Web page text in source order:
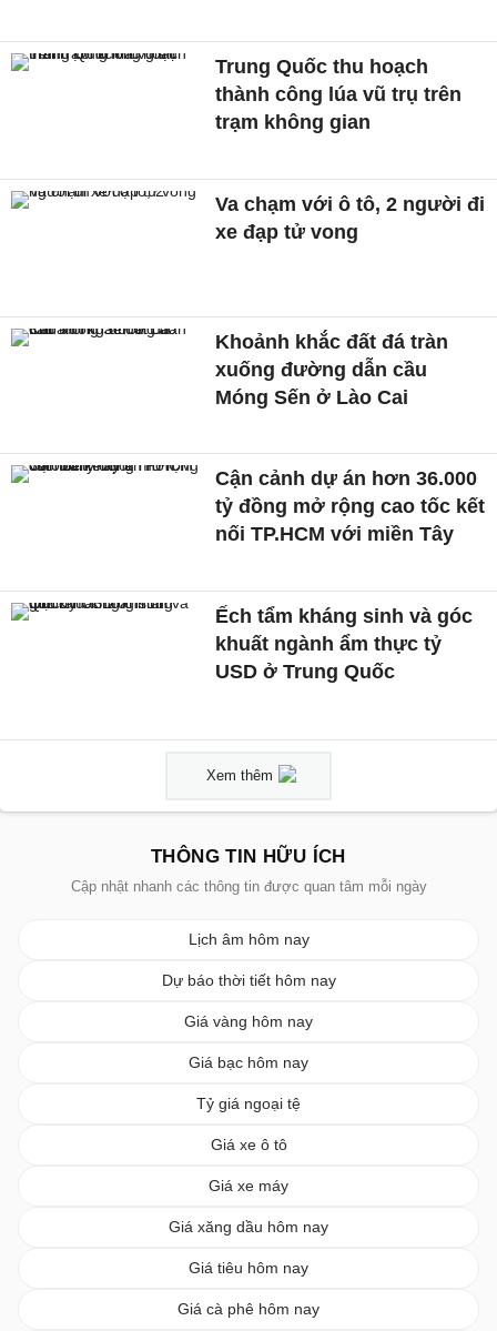
Trung Quốc thu hoạch
thành công lúa vũ trụ trên
trạm không gian
Va chạm với ô tô, 2 người đi
xe đạp tử vong
Khoảnh khắc đất đá tràn
xuống đường dẫn cầu
Móng Sến ở Lào Cai
Cận cảnh dự án hơn 36.000
tỷ đồng mở rộng cao tốc kết
nối TP.HCM với miền Tây
Ếch tẩm kháng sinh và góc
khuất ngành ẩm thực tỷ
USD ở Trung Quốc
Xem thêm
THÔNG TIN HỮU ÍCH
Cập nhật nhanh các thông tin được quan tâm mỗi ngày
Lịch âm hôm nay
Dự báo thời tiết hôm nay
Giá vàng hôm nay
Giá bạc hôm nay
Tỷ giá ngoại tệ
Giá xe ô tô
Giá xe máy
Giá xăng dầu hôm nay
Giá tiêu hôm nay
Giá cà phê hôm nay